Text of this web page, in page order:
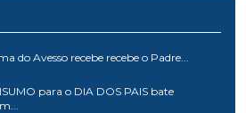
do Avesso recebe recebe o Padre...
para o DIA DOS PAIS bate